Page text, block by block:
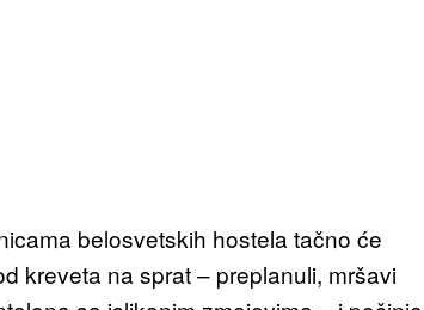
belosvetskih hostela tačno će
kreveta na sprat – preplanuli, mršavi